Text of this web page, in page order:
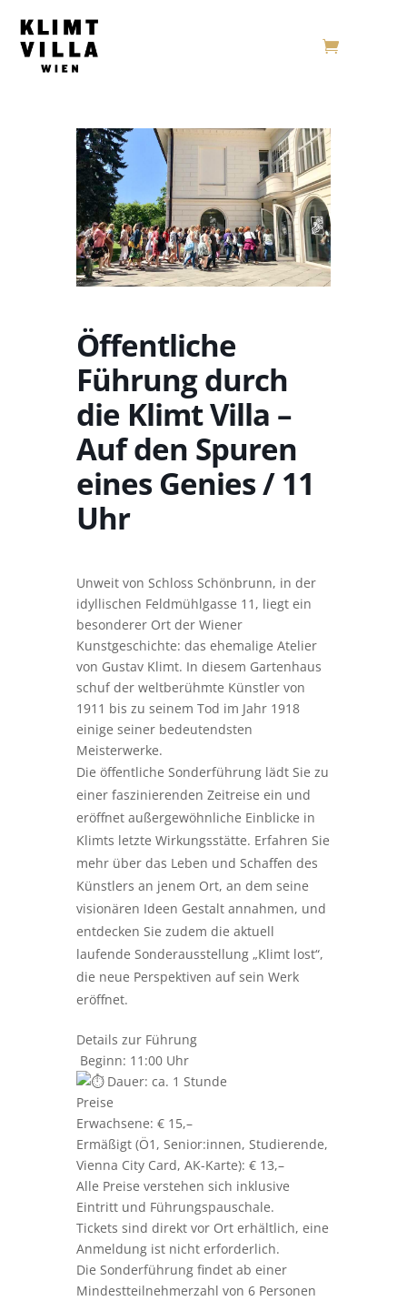
Öffentliche
Führung durch
die Klimt Villa –
Auf den Spuren
eines Genies / 11
Uhr
Unweit von Schloss Schönbrunn, in der
idyllischen Feldmühlgasse 11, liegt ein
besonderer Ort der Wiener
Kunstgeschichte: das ehemalige Atelier
von Gustav Klimt. In diesem Gartenhaus
schuf der weltberühmte Künstler von
1911 bis zu seinem Tod im Jahr 1918
einige seiner bedeutendsten
Meisterwerke.
Die öffentliche Sonderführung lädt Sie zu
einer faszinierenden Zeitreise ein und
eröffnet außergewöhnliche Einblicke in
Klimts letzte Wirkungsstätte. Erfahren Sie
mehr über das Leben und Schaffen des
Künstlers an jenem Ort, an dem seine
visionären Ideen Gestalt annahmen, und
entdecken Sie zudem die aktuell
laufende Sonderausstellung „Klimt lost“,
die neue Perspektiven auf sein Werk
eröffnet.
Details zur Führung
Beginn: 11:00 Uhr
Dauer: ca. 1 Stunde
Preise
Erwachsene: € 15,–
Ermäßigt (Ö1, Senior:innen, Studierende,
Vienna City Card, AK-Karte): € 13,–
Alle Preise verstehen sich inklusive
Eintritt und Führungspauschale.
Tickets sind direkt vor Ort erhältlich, eine
Anmeldung ist nicht erforderlich.
Die Sonderführung findet ab einer
Mindestteilnehmerzahl von 6 Personen